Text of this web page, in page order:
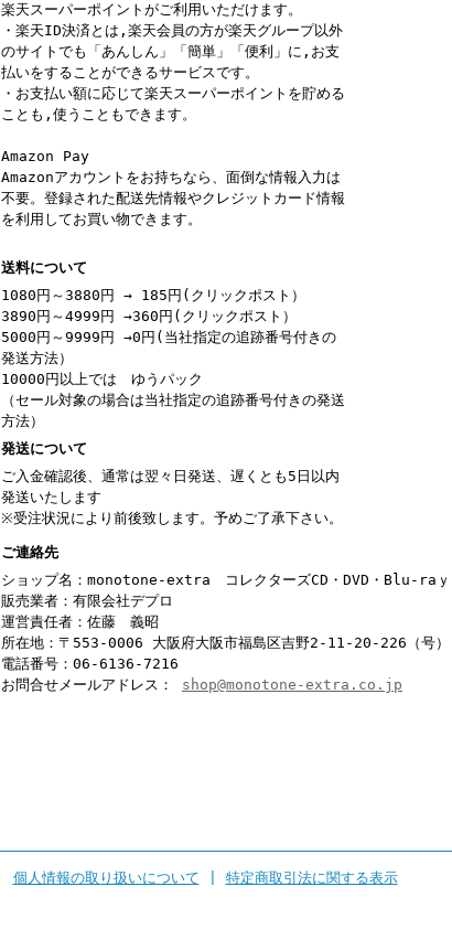
楽天スーパーポイントがご利用いただけます。
・楽天ID決済とは,楽天会員の方が楽天グループ以外
のサイトでも「あんしん」「簡単」「便利」に,お支
払いをすることができるサービスです。
・お支払い額に応じて楽天スーパーポイントを貯める
ことも,使うこともできます。
Amazon Pay
Amazonアカウントをお持ちなら、面倒な情報入力は
不要。登録された配送先情報やクレジットカード情報
を利用してお買い物できます。
送料について
1080円～3880円 → 185円(クリックポスト）
3890円～4999円 →360円(クリックポスト）
5000円～9999円 →0円(当社指定の追跡番号付きの
発送方法）
10000円以上では ゆうパック
（セール対象の場合は当社指定の追跡番号付きの発送
方法）
発送について
ご入金確認後、通常は翌々日発送、遅くとも5日以内
発送いたします
※受注状況により前後致します。予めご了承下さい。
ご連絡先
ショップ名：monotone-extra コレクターズCD・DVD・Blu-raｙ
販売業者：有限会社デプロ
運営責任者：佐藤 義昭
所在地：〒553-0006 大阪府大阪市福島区吉野2-11-20-226（号）
電話番号：06-6136-7216
お問合せメールアドレス： shop@monotone-extra.co.jp
個人情報の取り扱いについて 特定商取引法に関する表示